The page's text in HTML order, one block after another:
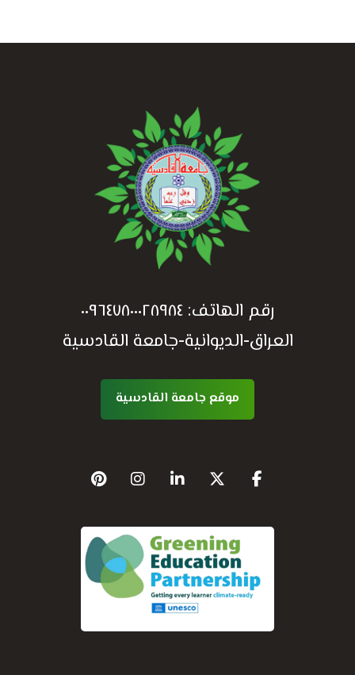
رقم الهاتف: ٠٠٩٦٤٧٨٠٠٠٢٨٩٨٤
العراق-الديوانية-جامعة القادسية
موقع جامعة القادسية